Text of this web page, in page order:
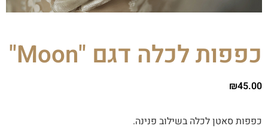
כפפות לכלה דגם "Moon"
₪45.00
כפפות סאטן לכלה בשילוב פנינה.